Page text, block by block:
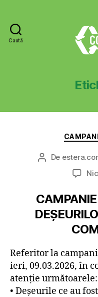
Caută
Autor
De
Referitor la
ieri, 09.03.2026, în
atenție următoarele:
•⁠ ⁠Deșeurile ce au